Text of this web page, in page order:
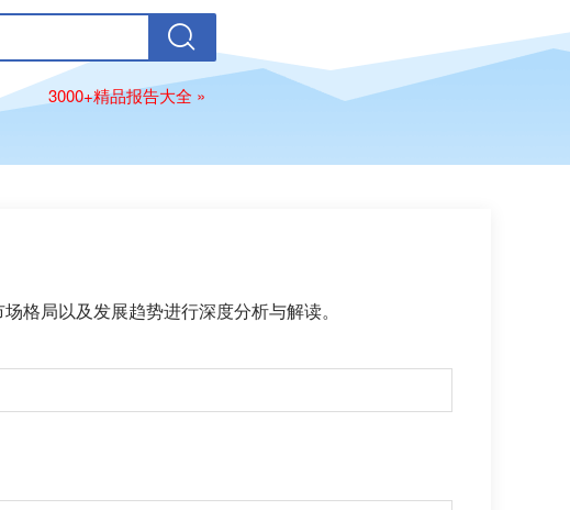
3000+精品报告大全 »
局以及发展趋势进行深度分析与解读。